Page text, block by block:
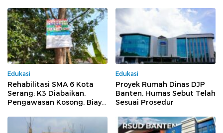
Edukasi
Rehabilitasi SMA 6 Kota
Serang: K3 Diabaikan,
Pengawasan Kosong, Biaya
Dikorupsi
Edukasi
Proyek Rumah Dinas DJP
Banten, Humas Sebut Telah
Sesuai Prosedur